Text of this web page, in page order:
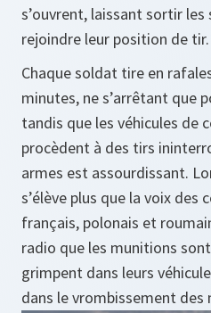
s’ouvrent, laissant sortir
rejoindre leur position de tir.
Chaque soldat tire en
minutes, ne s’arrêtant que
tandis que les véhicules de
procèdent à des tirs
armes est assourdissant.
s’élève plus que la voix
français, polonais et
radio que les munitions
grimpent dans leurs
dans le vrombissement des